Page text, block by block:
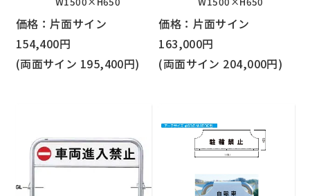
価格：片面サイン
154,400円
(両面サイン 195,400円)
価格：片面サイン
163,000円
(両面サイン 204,000円)